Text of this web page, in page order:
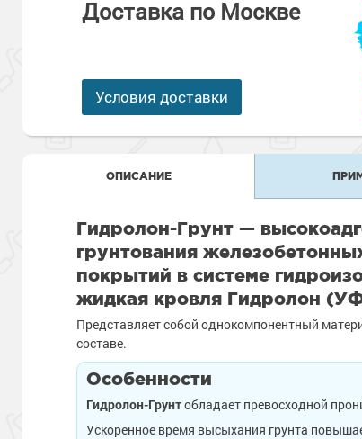
фасада
Доставка по Москве
Условия доставки
ОПИСАНИЕ
Гидролон-Грунт —
грунтования
покрытий в системе
жидкая кровля Гидролон
Представляет собой однокомпонентный
составе.
Особенности
Гидролон-Грунтобладает превосходной
Ускоренное время высыхания грунта